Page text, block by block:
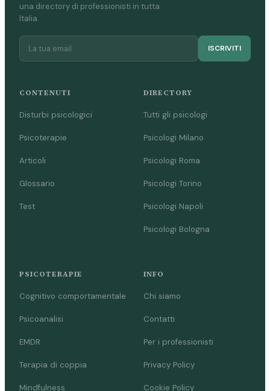
una directory di professionisti in tutta
Italia.
ISCRIVITI
CONTENUTI
Disturbi psicologici
Psicoterapie
Articoli
Glossario
Test
DIRECTORY
Tutti gli psicologi
Psicologi Milano
Psicologi Roma
Psicologi Torino
Psicologi Napoli
Psicologi Bologna
PSICOTERAPIE
Cognitivo comportamentale
Psicoanalisi
EMDR
Terapia di coppia
Mindfulness
INFO
Chi siamo
Contatti
Per i professionisti
Privacy Policy
Cookie Policy